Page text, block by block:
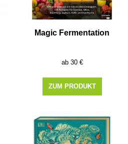
Magic Fermentation
30 €
ZUM PRODUKT